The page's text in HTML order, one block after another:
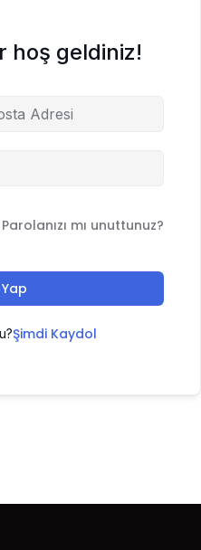
hoş geldiniz!
Parolanızı mı unuttunuz?
Şimdi Kaydol